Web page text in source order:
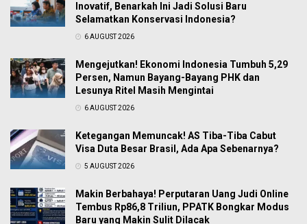
Inovatif, Benarkah Ini Jadi Solusi Baru
Selamatkan Konservasi Indonesia?
6 AUGUST 2026
Mengejutkan! Ekonomi Indonesia Tumbuh 5,29
Persen, Namun Bayang-Bayang PHK dan
Lesunya Ritel Masih Mengintai
6 AUGUST 2026
Ketegangan Memuncak! AS Tiba-Tiba Cabut
Visa Duta Besar Brasil, Ada Apa Sebenarnya?
5 AUGUST 2026
Makin Berbahaya! Perputaran Uang Judi Online
Tembus Rp86,8 Triliun, PPATK Bongkar Modus
Baru yang Makin Sulit Dilacak